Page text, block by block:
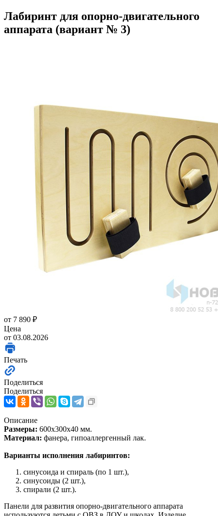
Лабиринт для опорно-двигательного
аппарата (вариант № 3)
от 7 890 ₽
Цена
от 03.08.2026
Печать
Поделиться
Поделиться
Описание
Размеры: 600х300х40 мм.
Материал: фанера, гипоаллергенный лак.
Варианты исполнения лабиринтов:
синусоида и спираль (по 1 шт.),
синусоиды (2 шт.),
спирали (2 шт.).
Панели для развития опорно-двигательного аппарата